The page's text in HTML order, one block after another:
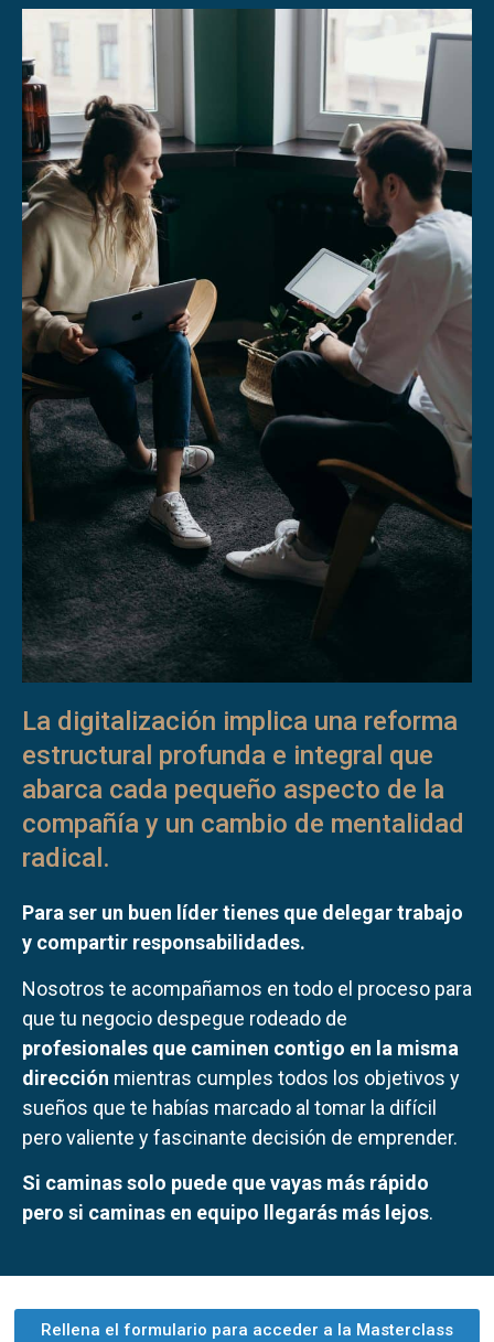
La digitalización implica una reforma
estructural profunda e integral que
abarca cada pequeño aspecto de la
compañía y un cambio de mentalidad
radical.
Para ser un buen líder tienes que delegar trabajo
y compartir responsabilidades.
Nosotros te acompañamos en todo el proceso para
que tu negocio despegue rodeado de
profesionales que caminen contigo en la misma
dirección mientras cumples todos los objetivos y
sueños que te habías marcado al tomar la difícil
pero valiente y fascinante decisión de emprender.
Si caminas solo puede que vayas más rápido
pero si caminas en equipo llegarás más lejos.
Rellena el formulario para acceder a la Masterclass